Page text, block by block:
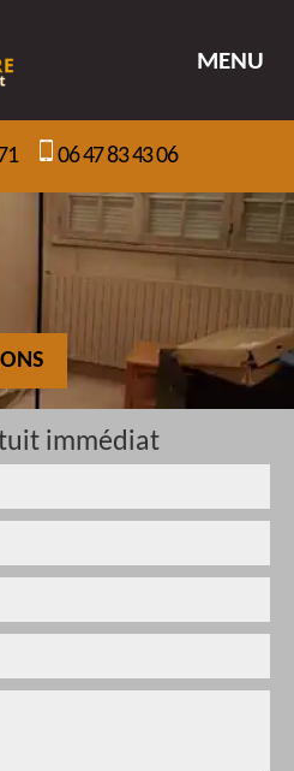
MENU
06 47 83 43 06
immédiat